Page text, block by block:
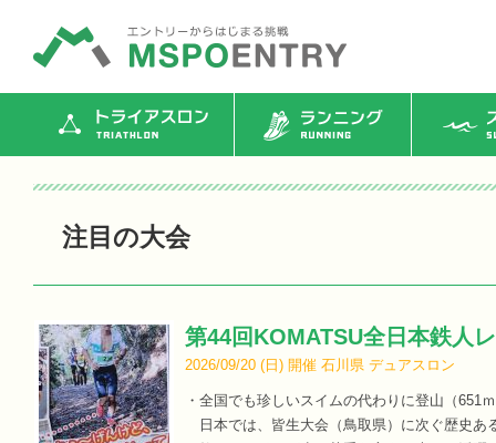
トライアスロン ランニング ス
注目の大会
第44回KOMATSU全日本鉄人
2026/09/20 ( 日 ) 開催 石川県 デュアスロン
・全国でも珍しいスイムの代わりに登山（651
日本では、皆生大会（鳥取県）に次ぐ歴史あ